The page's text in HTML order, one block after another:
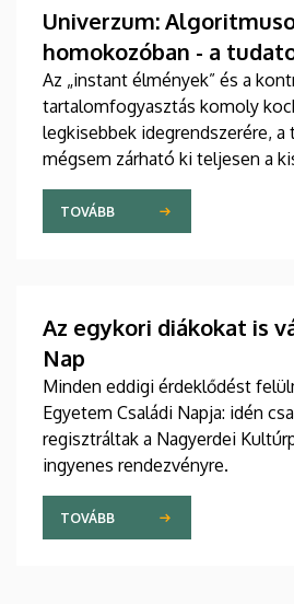
Univerzum:
homokozóban - a
nevelés alapjai
Az „instant élmények” és a
tartalomfogyasztás komoly
legkisebbek idegrendszerére,
mégsem zárható ki teljesen a
TOVÁBB
Az egykori diákokat is
Nap
Minden eddigi érdeklődést
Egyetem Családi Napja: idén
regisztráltak a Nagyerdei
ingyenes rendezvényre.
TOVÁBB